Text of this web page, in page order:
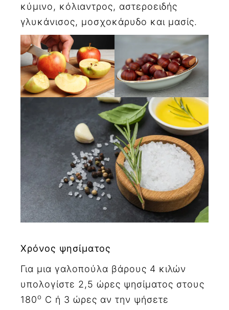
κύμινο, κόλιαντρος, αστεροειδής
γλυκάνισος, μοσχοκάρυδο και μασίς.
Χρόνος ψησίματος
Για μια γαλοπούλα βάρους 4 κιλών
υπολογίστε 2,5 ώρες ψησίματος στους
180ο C ή 3 ώρες αν την ψήσετε